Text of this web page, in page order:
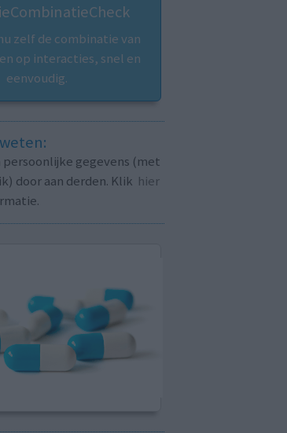
zelf de combinatie van
op interacties, snel en
eenvoudig.
persoonlijke gegevens (met
door aan derden. Klik hier